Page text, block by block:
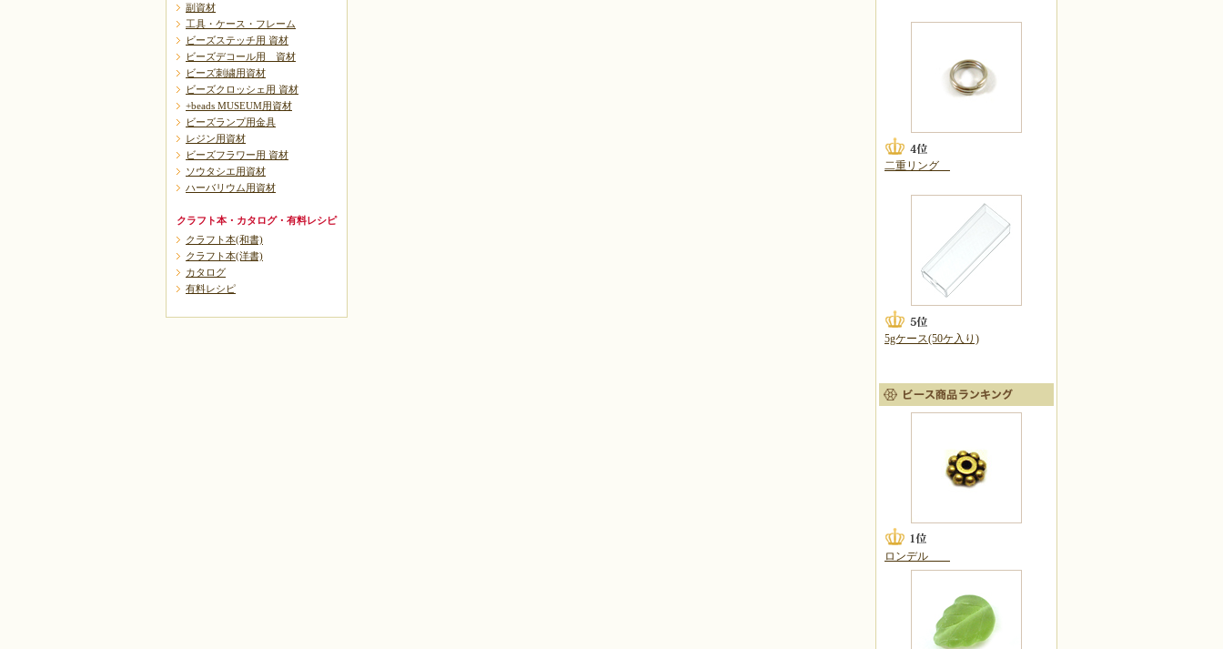
副資材
工具・ケース・フレーム
ビーズステッチ用 資材
ビーズデコール用 資材
ビーズ刺繍用資材
ビーズクロッシェ用 資材
+beads MUSEUM用資材
ビーズランプ用金具
レジン用資材
ビーズフラワー用 資材
ソウタシエ用資材
ハーバリウム用資材
クラフト本・カタログ・有料レシピ
クラフト本(和書)
クラフト本(洋書)
カタログ
有料レシピ
二重リング
5gケース(50ケ入り)
ロンデル